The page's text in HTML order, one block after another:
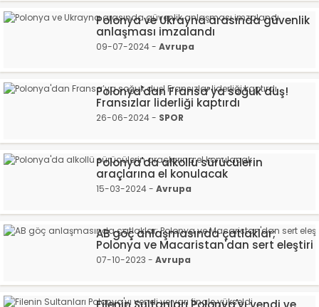
Polonya ve Ukrayna arasında güvenlik
anlaşması imzalandı
09-07-2024 - Avrupa
Polonya'dan Fransa’ya soğuk duş!
Fransızlar liderliği kaptırdı
26-06-2024 - SPOR
Polonya'da alkollü sürücülerin
araçlarına el konulacak
15-03-2024 - Avrupa
AB göç anlaşmasında çatlaklar;
Polonya ve Macaristan'dan sert eleştiri
07-10-2023 - Avrupa